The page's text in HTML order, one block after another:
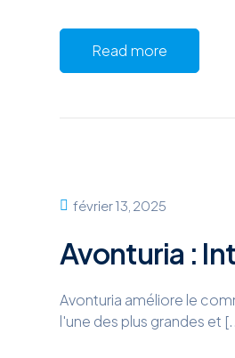
Read more
février 13, 2025
Avonturia :
Avonturia améliore le
l'une des plus grandes et